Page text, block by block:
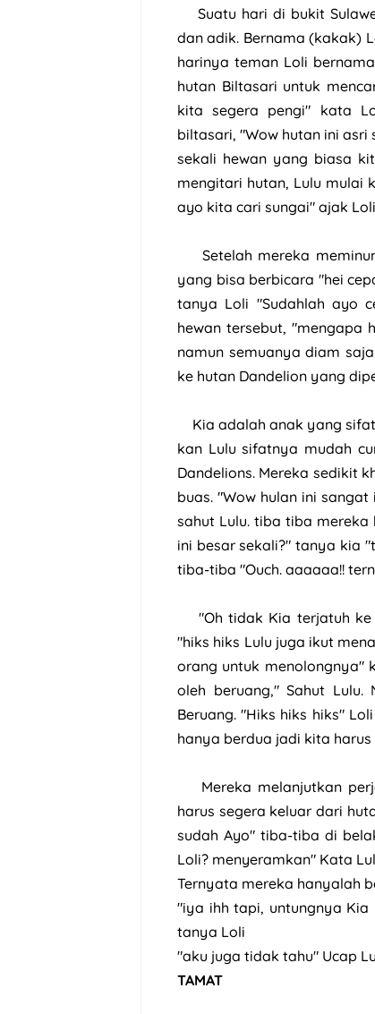
Suatu hari di bukit
dan adik. Bernama (kakak)
harinya teman Loli
hutan Biltasari untuk
kita segera pengi" kata
biltasari, "Wow hutan ini
sekali hewan yang biasa
mengitari hutan, Lulu mulai
ayo kita cari sungai" ajak
Setelah mereka
yang bisa berbicara "hei
tanya Loli "Sudahlah ayo
hewan tersebut, "mengapa
namun semuanya diam
ke hutan Dandelion yang
Kia adalah anak yang
kan Lulu sifatnya mudah
Dandelions. Mereka sedikit
buas. "Wow hulan ini
sahut Lulu. tiba tiba
ini besar sekali?" tanya kia
tiba-tiba "Ouch. aaaaaa!!
"Oh tidak Kia terjatuh
"hiks hiks Lulu juga ikut
orang untuk menolongnya"
oleh beruang," Sahut
Beruang. "Hiks hiks hiks"
hanya berdua jadi kita
Mereka melanjutkan
harus segera keluar dari
sudah Ayo" tiba-tiba di
Loli? menyeramkan" Kata
Ternyata mereka hanyalah
"iya ihh tapi, untungnya
tanya Loli
"aku juga tidak tahu" Ucap
TAMAT